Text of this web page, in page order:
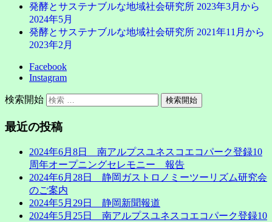
発酵とサステナブルな地域社会研究所 2023年3月から
2024年5月
発酵とサステナブルな地域社会研究所 2021年11月から
2023年2月
Facebook
Instagram
検索開始
最近の投稿
2024年6月8日 南アルプスユネスコエコパーク登録10
周年オープニングセレモニー 報告
2024年6月28日 静岡ガストロノミーツーリズム研究会
のご案内
2024年5月29日 静岡新聞報道
2024年5月25日 南アルプスユネスコエコパーク登録10